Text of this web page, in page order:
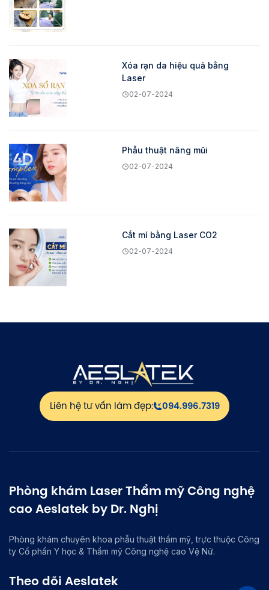
Xóa rạn da hiệu quả bằng
Laser
02-07-2024
Phẫu thuật nâng mũi
02-07-2024
Cắt mí bằng Laser CO2
02-07-2024
Liên hệ tư vấn làm đẹp: 094.996.7319
Phòng khám Laser Thẩm mỹ Công nghệ
cao Aeslatek by Dr. Nghị
Phòng khám chuyên khoa phẫu thuật thẩm mỹ, trực thuộc Công
ty Cổ phần Y học & Thẩm mỹ Công nghệ cao Vệ Nữ.
Theo dõi Aeslatek